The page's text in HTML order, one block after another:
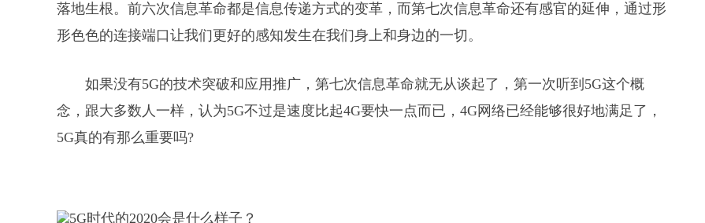
落地生根。前六次信息革命都是信息传递方式的变革，而第七次信息革命还有感官的延伸，通过形
形色色的连接端口让我们更好的感知发生在我们身上和身边的一切。
如果没有5G的技术突破和应用推广，第七次信息革命就无从谈起了，第一次听到5G这个概
念，跟大多数人一样，认为5G不过是速度比起4G要快一点而已，4G网络已经能够很好地满足了，
5G真的有那么重要吗?